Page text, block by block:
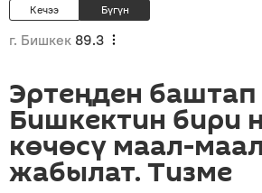
Кечээ Бүгүн
г. Бишкек 89.3
Эртеңден баштап
Бишкектин бири
көчөсү маал-
жабылат. Тизме